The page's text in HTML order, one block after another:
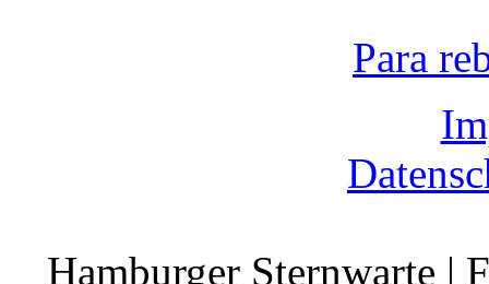
Para
Hamburger Sternwarte |